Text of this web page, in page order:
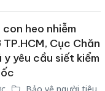
heo nhiễm
Cục Chăn
y yêu cầu siết kiểm